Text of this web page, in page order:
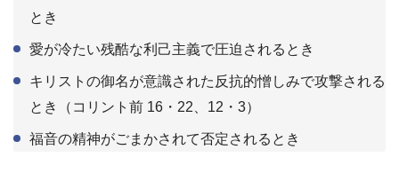
とき
愛が冷たい残酷な利己主義で圧迫されるとき
キリストの御名が意識された反抗的憎しみで攻撃される
とき（コリント前 16・22、12・3）
福音の精神がごまかされて否定されるとき